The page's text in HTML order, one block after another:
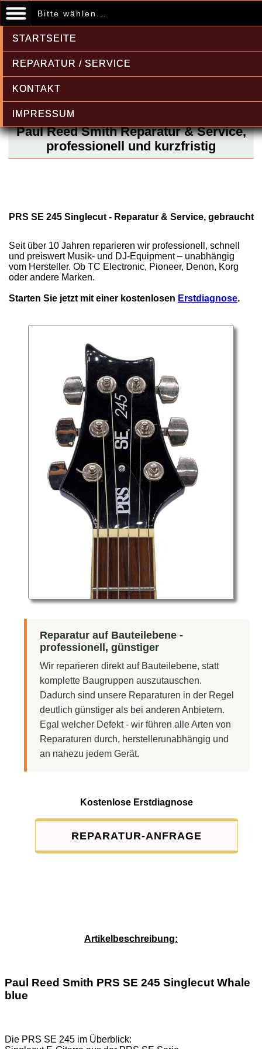
Bitte wählen...
STARTSEITE
REPARATUR / SERVICE
KONTAKT
IMPRESSUM
Paul Reed Smith Reparatur & Service,
professionell und kurzfristig
PRS SE 245 Singlecut - Reparatur & Service, gebraucht
Seit über 10 Jahren reparieren wir professionell, schnell
und preiswert Musik- und DJ-Equipment – unabhängig
vom Hersteller. Ob TC Electronic, Pioneer, Denon, Korg
oder andere Marken.
Starten Sie jetzt mit einer kostenlosen Erstdiagnose.
Reparatur auf Bauteilebene -
professionell, günstiger
Wir reparieren direkt auf Bauteilebene, statt
komplette Baugruppen auszutauschen.
Dadurch sind unsere Reparaturen in der Regel
deutlich günstiger als bei anderen Anbietern.
Egal welcher Defekt - wir führen alle Arten von
Reparaturen durch, herstellerunabhängig und
an nahezu jedem Gerät.
Kostenlose Erstdiagnose
REPARATUR-ANFRAGE
Artikelbeschreibung:
Paul Reed Smith PRS SE 245 Singlecut Whale
blue
Die PRS SE 245 im Überblick: